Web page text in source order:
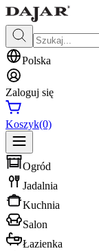
Polska
Zaloguj się
Koszyk(0)
Ogród
Jadalnia
Kuchnia
Salon
Łazienka